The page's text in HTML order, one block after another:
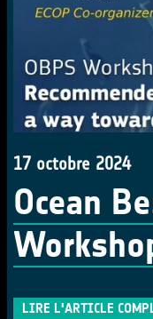
17 octobre 2024
Ocean
LIRE L'ARTICLE